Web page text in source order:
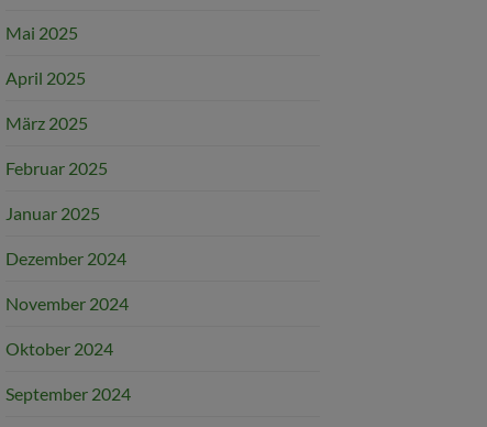
Mai 2025
April 2025
März 2025
Februar 2025
Januar 2025
Dezember 2024
November 2024
Oktober 2024
September 2024